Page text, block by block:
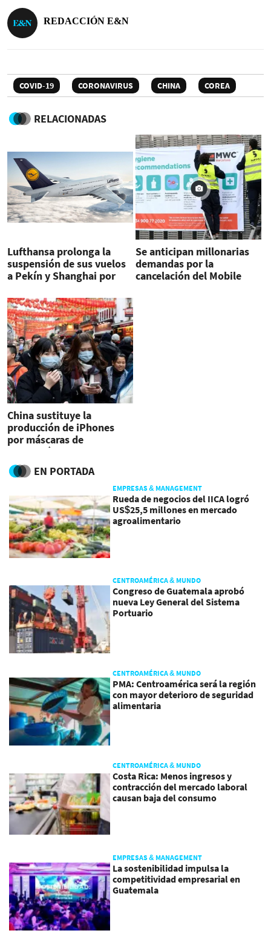
REDACCIÓN E&N
COVID-19 CORONAVIRUS CHINA COREA
RELACIONADAS
Lufthansa prolonga la
suspensión de sus vuelos
a Pekín y Shanghai por
Se anticipan millonarias
demandas por la
cancelación del Mobile
China sustituye la
producción de iPhones
por máscaras de
protección por
coronavirus
EN PORTADA
EMPRESAS & MANAGEMENT
Rueda de negocios del IICA logró
US$25,5 millones en mercado
agroalimentario
CENTROAMÉRICA & MUNDO
Congreso de Guatemala aprobó
nueva Ley General del Sistema
Portuario
CENTROAMÉRICA & MUNDO
PMA: Centroamérica será la región
con mayor deterioro de seguridad
alimentaria
CENTROAMÉRICA & MUNDO
Costa Rica: Menos ingresos y
contracción del mercado laboral
causan baja del consumo
EMPRESAS & MANAGEMENT
La sostenibilidad impulsa la
competitividad empresarial en
Guatemala